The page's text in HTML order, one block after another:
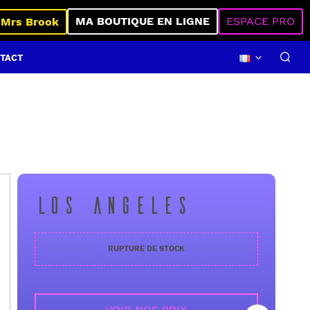
Brook MA BOUTIQUE EN LIGNE ESPACE PRO
LOS ANGELES
RUPTURE DE STOCK